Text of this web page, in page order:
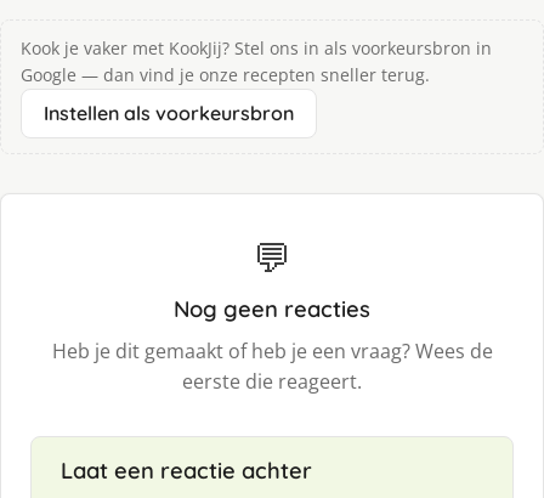
Kook je vaker met KookJij? Stel ons in als voorkeursbron in
Google — dan vind je onze recepten sneller terug.
Instellen als voorkeursbron
💬
Nog geen reacties
Heb je dit gemaakt of heb je een vraag? Wees de
eerste die reageert.
Laat een reactie achter